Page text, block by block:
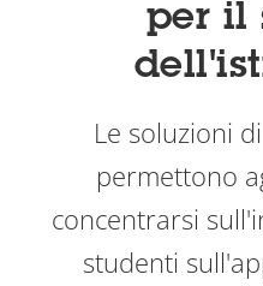
per il
Le soluzioni
permettono
concentrarsi
studenti